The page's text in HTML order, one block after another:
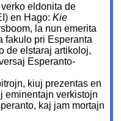
eldonita de
en Hago:Kie
la nun emerita
fakulo pri Esperanta
de elstaraj artikoloj,
Esperanto-
kiuj prezentas en
eminentajn verkistojn
kaj jam mortajn